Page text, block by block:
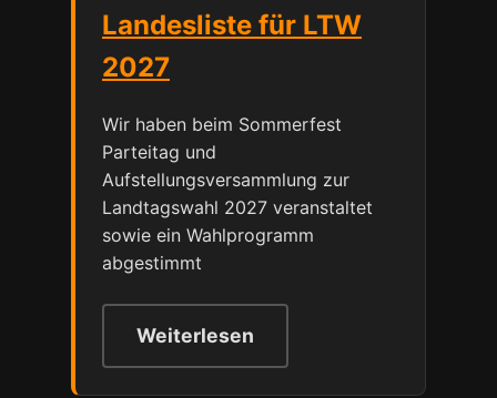
Landesliste für LTW
2027
Wir haben beim Sommerfest
Parteitag und
Aufstellungsversammlung zur
Landtagswahl 2027 veranstaltet
sowie ein Wahlprogramm
abgestimmt
Weiterlesen